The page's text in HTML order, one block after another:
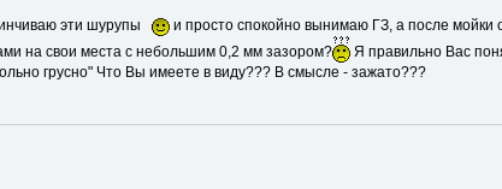
эти шурупы
и просто спокойно вынимаю ГЗ, а после мойки
на свои места с небольшим 0,2 мм зазором?
Я правильно Вас
грусно" Что Вы имеете в виду??? В смысле - зажато???